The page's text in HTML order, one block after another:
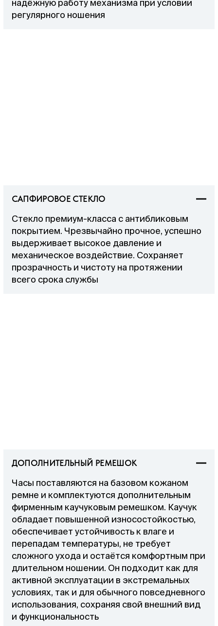
надёжную работу механизма при условии
регулярного ношения
САПФИРОВОЕ СТЕКЛО
Стекло премиум-класса с антибликовым
покрытием. Чрезвычайно прочное, успешно
выдерживает высокое давление и
механическое воздействие. Сохраняет
прозрачность и чистоту на протяжении
всего срока службы
ДОПОЛНИТЕЛЬНЫЙ РЕМЕШОК
Часы поставляются на базовом кожаном
ремне и комплектуются дополнительным
фирменным каучуковым ремешком. Каучук
обладает повышенной износостойкостью,
обеспечивает устойчивость к влаге и
перепадам температуры, не требует
сложного ухода и остаётся комфортным при
длительном ношении. Он подходит как для
активной эксплуатации в экстремальных
условиях, так и для обычного повседневного
использования, сохраняя свой внешний вид
и функциональность